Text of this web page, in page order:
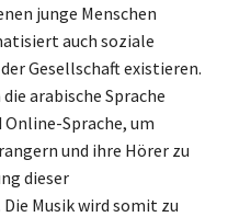
junge Menschen
auch soziale
Gesellschaft existieren.
arabische Sprache
Sprache, um
und ihre Hörer zu
dieser
Musik wird somit zu